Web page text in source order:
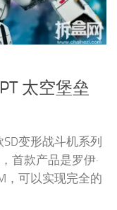
太空堡垒
变形战斗机系列
首款产品是罗伊·
，可以实现完全的